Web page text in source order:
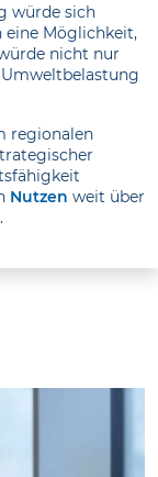
würde sich
eine Möglichkeit,
nicht nur
regionalen
Nutzen weit über